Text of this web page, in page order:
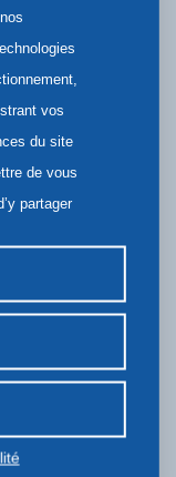
vos
du site
de vous
partager
ou ceux de
classés